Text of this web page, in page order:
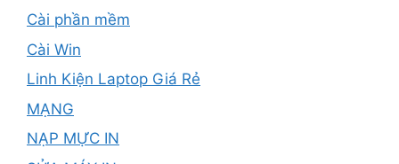
Cài phần mềm
Cài Win
Linh Kiện Laptop Giá Rẻ
MẠNG
NẠP MỰC IN